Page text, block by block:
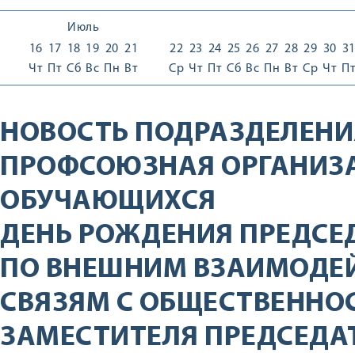
Июль
16
Чт
17
Пт
18
Сб
19
Вс
20
Пн
21
Вт
22
Ср
23
Чт
24
Пт
25
Сб
26
Вс
27
Пн
28
Вт
29
Ср
30
Чт
31
Пт
НОВОСТЬ
ПРОФСОЮЗНАЯ
ОБУЧАЮЩИХСЯ
ДЕНЬ РОЖДЕНИЯ
ПО ВНЕШНИМ
СВЯЗЯМ С
ЗАМЕСТИТЕЛЯ